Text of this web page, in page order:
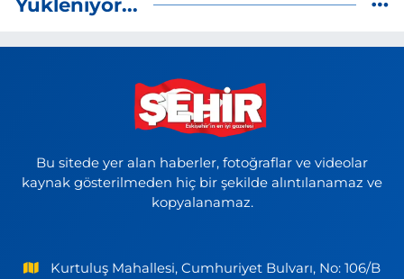
Bu sitede yer alan haberler, fotoğraflar ve videolar
kaynak gösterilmeden hiç bir şekilde alıntılanamaz ve
kopyalanamaz.
Kurtuluş Mahallesi, Cumhuriyet Bulvarı, No: 106/B